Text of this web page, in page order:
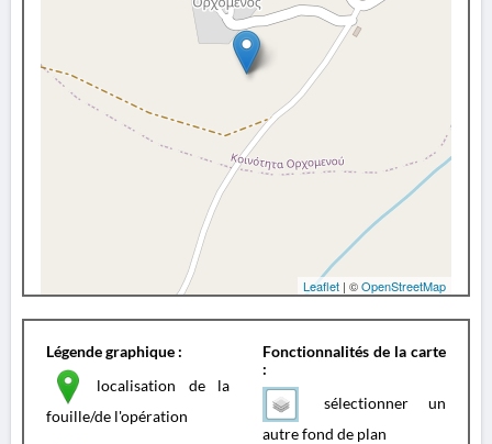
Leaflet | ©OpenStreetMap
Légende graphique :
localisation de la
fouille/de l'opération
Fonctionnalités de la carte
:
sélectionner un
autre fond de plan